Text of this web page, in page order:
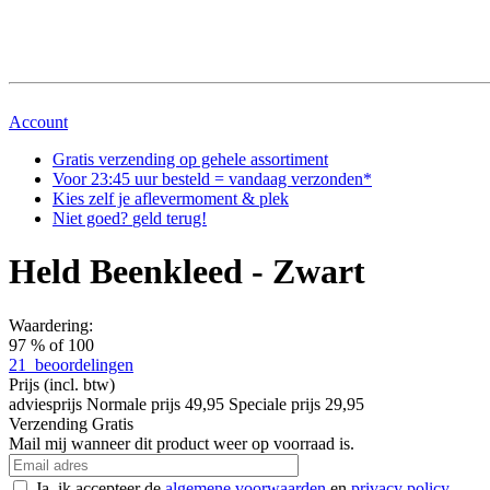
Account
Gratis verzending op gehele assortiment
Voor 23:45 uur besteld = vandaag verzonden*
Kies zelfje aflevermoment & plek
Niet goed? geld terug!
Held Beenkleed - Zwart
Waardering:
97 % of 100
21
beoordelingen
Prijs (incl. btw)
adviesprijs Normale prijs 49,95 Speciale prijs 29,95
Verzending Gratis
Mail mij wanneer dit product weer op voorraad is.